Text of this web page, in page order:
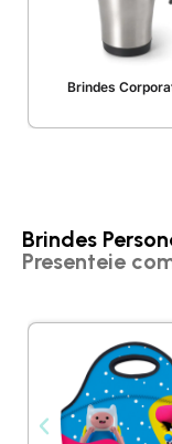
Brindes
Brindes
Presenteie